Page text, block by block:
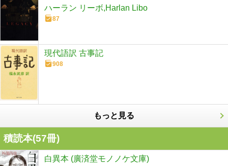
ハーラン リーボ,Harlan Libo
87
現代語訳 古事記
908
もっと見る
積読本(57冊)
白異本 (廣済堂モノノケ文庫)